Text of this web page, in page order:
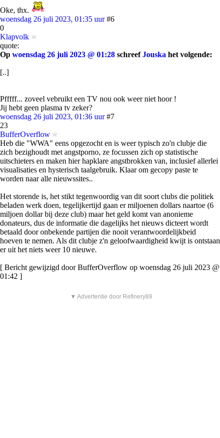
Oke, thx.
woensdag 26 juli 2023, 01:35 uur #6
0
Klapvolk
quote:
Op woensdag 26 juli 2023 @ 01:28 schreefJouska het volgende:
[..]
Pfffff... zoveel vebruikt een TV nou ook weer niet hoor !
Jij hebt geen plasma tv zeker?
woensdag 26 juli 2023, 01:36 uur #7
23
BufferOverflow
Heb die "WWA" eens opgezocht en is weer typisch zo'n clubje die
zich bezighoudt met angstporno, ze focussen zich op statistische
uitschieters en maken hier hapklare angstbrokken van, inclusief allerlei
visualisaties en hysterisch taalgebruik. Klaar om gecopy paste te
worden naar alle nieuwssites..
Het storende is, het stikt tegenwoordig van dit soort clubs die politiek
beladen werk doen, tegelijkertijd gaan er miljoenen dollars naartoe (6
miljoen dollar bij deze club) maar het geld komt van anonieme
donateurs, dus de informatie die dagelijks het nieuws dicteert wordt
betaald door onbekende partijen die nooit verantwoordelijkbeid
hoeven te nemen. Als dit clubje z'n geloofwaardigheid kwijt is ontstaan
er uit het niets weer 10 nieuwe.
[ Bericht gewijzigd door BufferOverflow op woensdag 26 juli 2023 @
01:42 ]
▼ Advertentie door Refinery89